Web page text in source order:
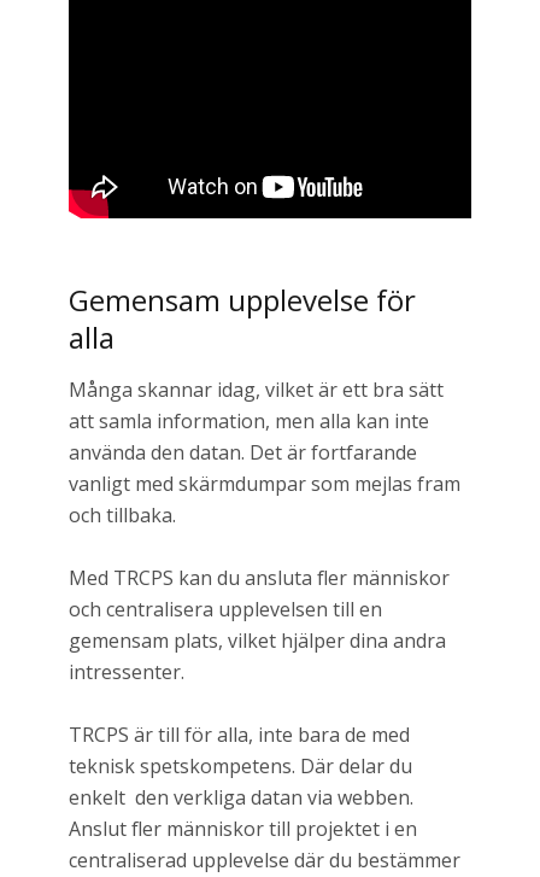
Gemensam upplevelse för
alla
Många skannar idag, vilket är ett bra sätt
att samla information, men alla kan inte
använda den datan. Det är fortfarande
vanligt med skärmdumpar som mejlas fram
och tillbaka.
Med TRCPS kan du ansluta fler människor
och centralisera upplevelsen till en
gemensam plats, vilket hjälper dina andra
intressenter.
TRCPS är till för alla, inte bara de med
teknisk spetskompetens. Där delar du
enkelt den verkliga datan via webben.
Anslut fler människor till projektet i en
centraliserad upplevelse där du bestämmer